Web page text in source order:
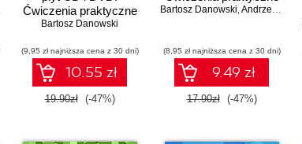
Ćwiczenia praktyczne
Bartosz Danowski
(9,95 zł najniższa cena z 30 dni)
10.55 zł
19.90zł (-47%)
Bartosz Danowski,Andrzej Pyrchla
(8,95 zł najniższa cena z 30 dni)
9.49 zł
17.90zł (-47%)